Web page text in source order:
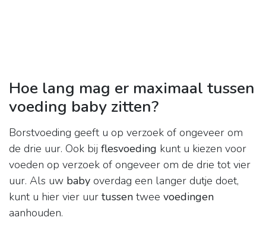
Hoe lang mag er maximaal tussen
voeding baby zitten?
Borstvoeding geeft u op verzoek of ongeveer om
de drie uur. Ook bij flesvoeding kunt u kiezen voor
voeden op verzoek of ongeveer om de drie tot vier
uur. Als uw baby overdag een langer dutje doet,
kunt u hier vier uur tussen twee voedingen
aanhouden.